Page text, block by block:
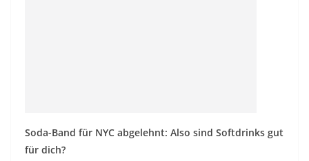
Soda-Band für NYC abgelehnt: Also sind Softdrinks gut
für dich?